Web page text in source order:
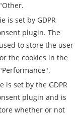
is set by GDPR
plugin. The
to store the user
the cookies in the
is set by the GDPR
plugin and is
whether or not